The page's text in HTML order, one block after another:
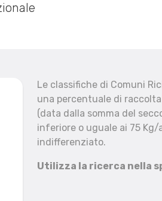
Reset filtri
Le classifiche di Comuni
una percentuale di
(data dalla somma del
inferiore o uguale ai 75
indifferenziato.
Utilizza la ricerca nella